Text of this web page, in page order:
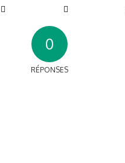
0
RÉPONSES